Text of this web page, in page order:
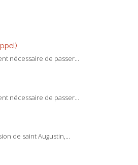
nécessaire de passer...
nécessaire de passer...
de saint Augustin,...